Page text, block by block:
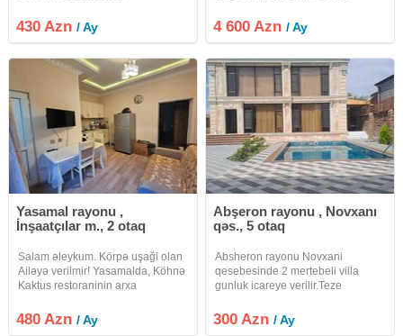
divan, taxt, kondisioner və s. var.
Qazı, suyu, işığı daimidir. Çox
üçün qeyd
430 Azn/ Ay
məsafəsi isə 10 dəqiqadır. Bütün
şəraiti: mətbəx, 2 hamam otağı,
4 600 Azn/ Ay
Yasamal rayonu ,
İnşaatçılar m., 2 otaq
Salam əleykum. Körpə uşaği olan
Ailəyə verilmir! Yasamalda, Köhnə
Kaktus restoraninin arxa
dayanacaqdan təxmin 300m
məsafədə içəridə yerləşən ümumi
480 Azn/ Ay
Abşeron rayonu , Novxanı
qəs., 5 otaq
Absheron rayonu Novxani
qesebesinde 2 mertebeli villa
gunluk icareye verilir.Teze
gorunduyu kimidi.Gunluk 300
manatdi.Kime maraqli olsa saat
300 Azn/ Ay